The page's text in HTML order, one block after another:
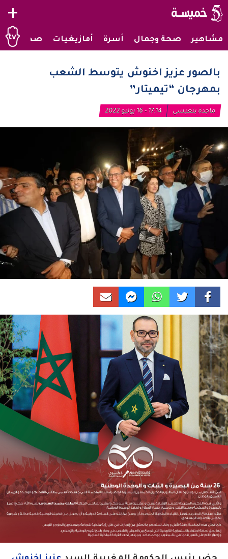
+
مشاهير صحة وجمال أسرة أمازيغيات صحراويات
بالصور عزيز اخنوش يتوسط الشعب
بمهرجان “تيميتار”
ماجدة بنعيسى 17:14 - 16 يوليو 2022